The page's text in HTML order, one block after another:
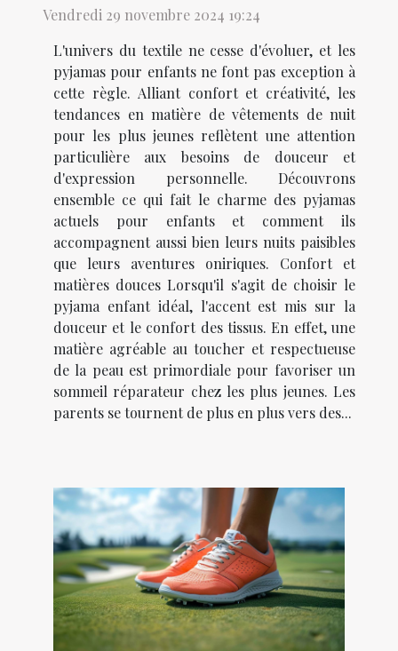
Vendredi 29 novembre 2024 19:24
L'univers du textile ne cesse d'évoluer, et les
pyjamas pour enfants ne font pas exception à
cette règle. Alliant confort et créativité, les
tendances en matière de vêtements de nuit
pour les plus jeunes reflètent une attention
particulière aux besoins de douceur et
d'expression personnelle. Découvrons
ensemble ce qui fait le charme des pyjamas
actuels pour enfants et comment ils
accompagnent aussi bien leurs nuits paisibles
que leurs aventures oniriques. Confort et
matières douces Lorsqu'il s'agit de choisir le
pyjama enfant idéal, l'accent est mis sur la
douceur et le confort des tissus. En effet, une
matière agréable au toucher et respectueuse
de la peau est primordiale pour favoriser un
sommeil réparateur chez les plus jeunes. Les
parents se tournent de plus en plus vers des...